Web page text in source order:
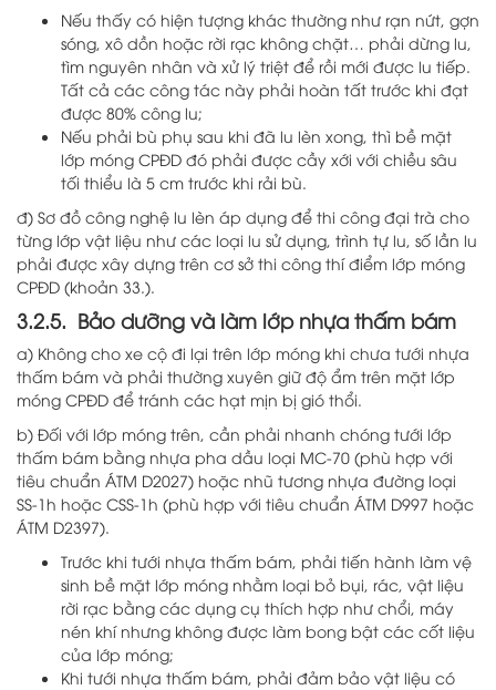
Nếu thấy có hiện tượng khác thường như rạn nứt, gợn
sóng, xô dồn hoặc rời rạc không chặt… phải dừng lu,
tìm nguyên nhân và xử lý triệt để rồi mới được lu tiếp.
Tất cả các công tác này phải hoàn tất trước khi đạt
được 80% công lu;
Nếu phải bù phụ sau khi đã lu lèn xong, thì bề mặt
lớp móng CPĐD đó phải được cầy xới với chiều sâu
tối thiểu là 5 cm trước khi rải bù.
đ) Sơ đồ công nghệ lu lèn áp dụng để thi công đại trà cho
từng lớp vật liệu như các loại lu sử dụng, trình tự lu, số lần lu
phải được xây dựng trên cơ sở thi công thí điểm lớp móng
CPĐD (khoản 33.).
3.2.5. Bảo dưỡng và làm lớp nhựa thấm bám
a) Không cho xe cộ đi lại trên lớp móng khi chưa tưới nhựa
thấm bám và phải thường xuyên giữ độ ẩm trên mặt lớp
móng CPĐD để tránh các hạt mịn bị gió thổi.
b) Đối với lớp móng trên, cần phải nhanh chóng tưới lớp
thấm bám bằng nhựa pha dầu loại MC-70 (phù hợp với
tiêu chuẩn ÁTM D2027) hoặc nhũ tương nhựa đường loại
SS-1h hoặc CSS-1h (phù hợp với tiêu chuẩn ÁTM D997 hoặc
ÁTM D2397).
Trước khi tưới nhựa thấm bám, phải tiến hành làm vệ
sinh bề mặt lớp móng nhằm loại bỏ bụi, rác, vật liệu
rời rạc bằng các dụng cụ thích hợp như chổi, máy
nén khí nhưng không được làm bong bật các cốt liệu
của lớp móng;
Khi tưới nhựa thấm bám, phải đảm bảo vật liệu có